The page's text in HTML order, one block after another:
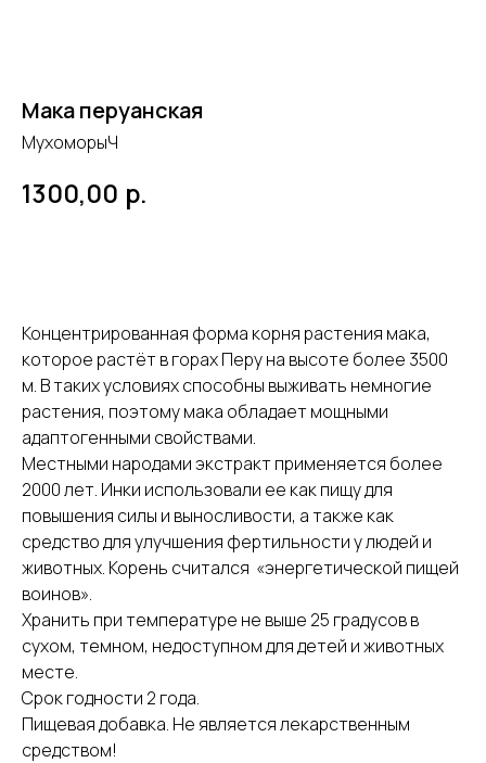
Мака перуанская
МухоморыЧ
1300,00 р.
Концентрированная форма корня растения мака,
которое растёт в горах Перу на высоте более 3500
м. В таких условиях способны выживать немногие
растения, поэтому мака обладает мощными
адаптогенными свойствами.
Местными народами экстракт применяется более
2000 лет. Инки использовали ее как пищу для
повышения силы и выносливости, а также как
средство для улучшения фертильности у людей и
животных. Корень считался «энергетической пищей
воинов».
Хранить при температуре не выше 25 градусов в
сухом, темном, недоступном для детей и животных
месте.
Срок годности 2 года.
Пищевая добавка. Не является лекарственным
средством!